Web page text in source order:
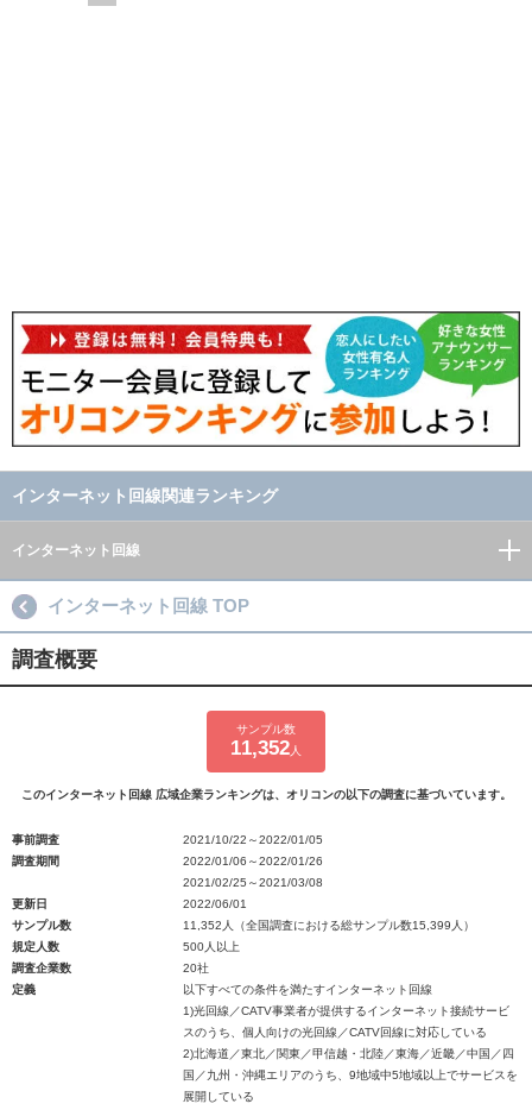
インターネット回線関連ランキング
インターネット回線
インターネット回線 TOP
調査概要
サンプル数
11,352 人
このインターネット回線 広域企業ランキングは、オリコンの以下の調査に基づいています。
事前調査
2021/10/22～2022/01/05
調査期間
2022/01/06～2022/01/26
2021/02/25～2021/03/08
更新日
2022/06/01
サンプル数
11,352人（全国調査における総サンプル数15,399人）
規定人数
500人以上
調査企業数
20社
定義
以下すべての条件を満たすインターネット回線
1)光回線／CATV事業者が提供するインターネット接続サービ
スのうち、個人向けの光回線／CATV回線に対応している
2)北海道／東北／関東／甲信越・北陸／東海／近畿／中国／四
国／九州・沖縄エリアのうち、9地域中5地域以上でサービスを
展開している